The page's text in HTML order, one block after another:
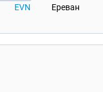
EVN Ереван